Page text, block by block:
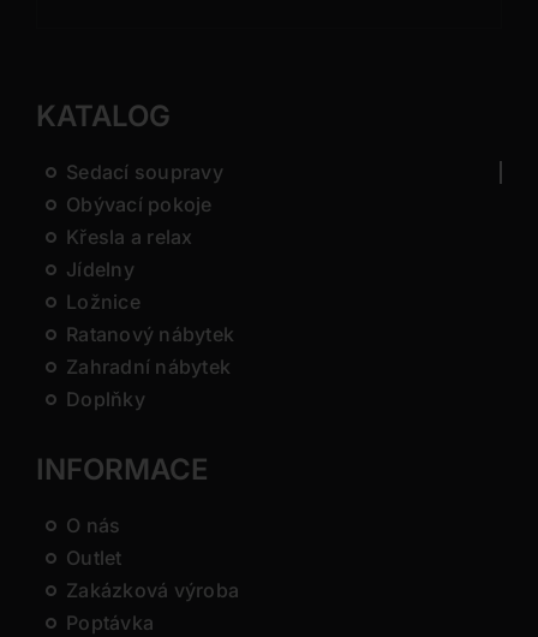
KATALOG
Sedací soupravy
Obývací pokoje
Křesla a relax
Jídelny
Ložnice
Ratanový nábytek
Zahradní nábytek
Doplňky
INFORMACE
O nás
Outlet
Zakázková výroba
Poptávka